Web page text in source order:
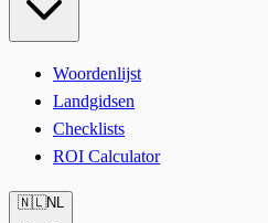
Woordenlijst
Landgidsen
Checklists
ROI Calculator
🇳🇱NL